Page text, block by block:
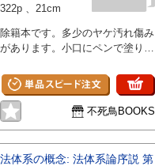
322p 、21cm
除籍本です。多少のヤケ汚れ傷み
があります。小口にペンで塗りつ
不死鳥BOOKS
法体系の概念: 法体系論序説 第